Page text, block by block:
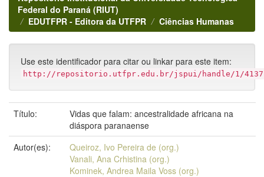
Federal do Paraná (RIUT)
EDUTFPR - Editora da UTFPR
Ciências Humanas
Use este identificador para citar ou linkar para este item:
http://repositorio.utfpr.edu.br/jspui/handle/1/4137
Título:
Vidas que falam: ancestralidade africana na
diáspora paranaense
Autor(es):
Queiroz, Ivo Pereira de (org.)
Vanali, Ana Crhistina (org.)
Kominek, Andrea Maila Voss (org.)